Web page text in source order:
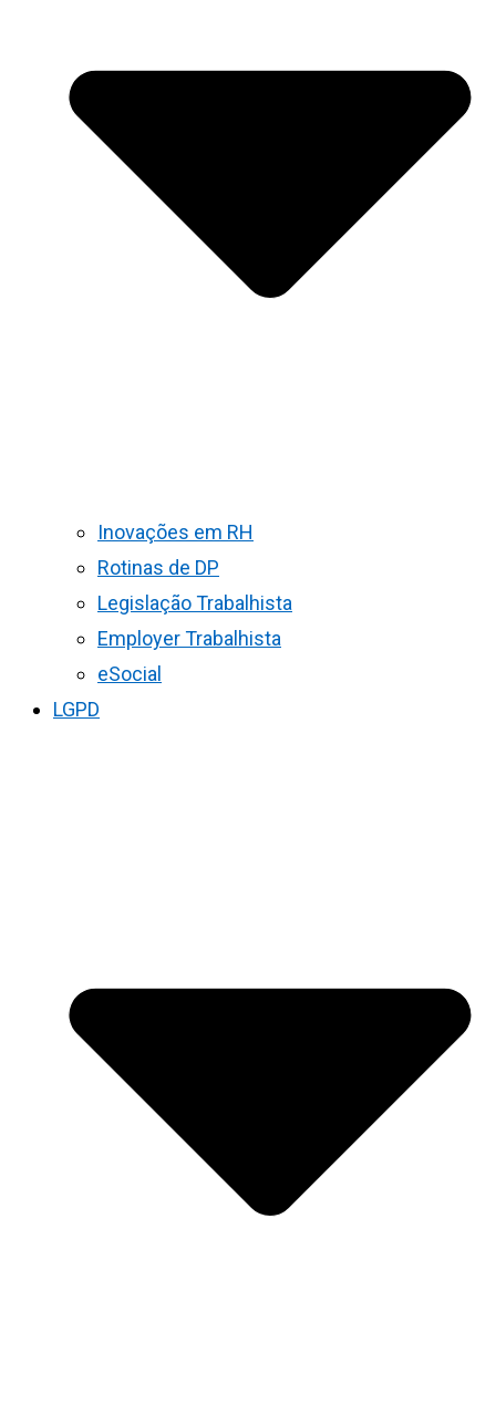
Inovações em RH
Rotinas de DP
Legislação Trabalhista
Employer Trabalhista
eSocial
LGPD